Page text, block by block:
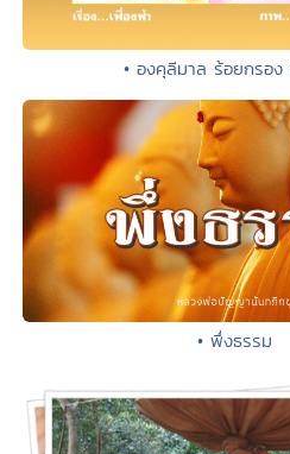
• องคุลีมาล ร้อยกรอง
• พึ่งธรรม